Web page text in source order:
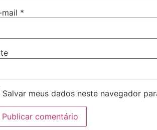
mail *
Salvar meus dados neste navegador